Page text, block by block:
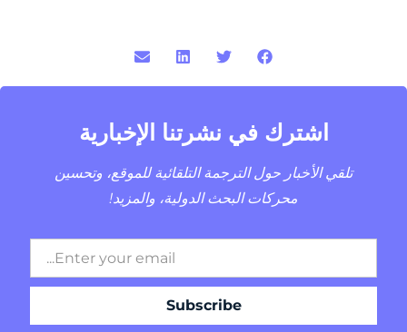
اشترك في نشرتنا الإخبارية
تلقي الأخبار حول الترجمة التلقائية للموقع، وتحسين
محركات البحث الدولية، والمزيد!